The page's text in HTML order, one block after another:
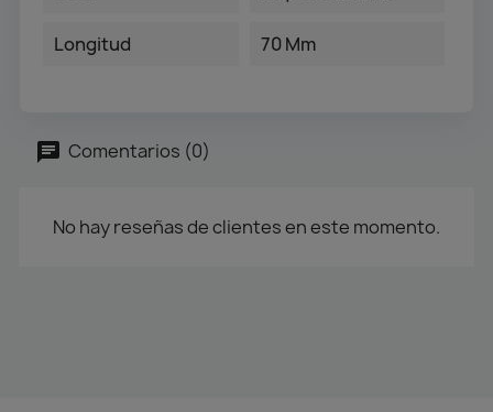
Longitud 70 Mm
Comentarios (0)
No hay reseñas de clientes en este momento.